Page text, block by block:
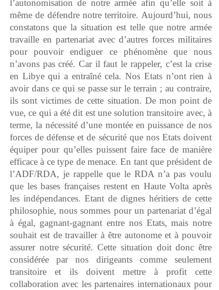
l’autonomisation de notre armée afin qu’elle soit à
même de défendre notre territoire. Aujourd’hui, nous
constatons que la situation est telle que notre armée
travaille en partenariat avec d’autres forces militaires
pour pouvoir endiguer ce phénomène que nous
n’avons pas créé. Car il faut le rappeler, c’est la crise
en Libye qui a entraîné cela. Nos Etats n’ont rien à
avoir dans ce qui se passe sur le terrain ; au contraire,
ils sont victimes de cette situation. De mon point de
vue, ce qui a été dit est une solution transitoire avec, à
terme, la nécessité d’une montée en puissance de nos
forces de défense et de sécurité que nos Etats doivent
équiper pour qu’elles puissent faire face de manière
efficace à ce type de menace. En tant que président de
l’ADF/RDA, je rappelle que le RDA n’a pas voulu
que les bases françaises restent en Haute Volta après
les indépendances. Etant de dignes héritiers de cette
philosophie, nous sommes pour un partenariat d’égal
à égal, gagnant-gagnant entre nos Etats, mais notre
souhait est de travailler à être autonome et à pouvoir
assurer notre sécurité. Cette situation doit donc être
considérée par nos dirigeants comme seulement
transitoire et ils doivent mettre à profit cette
collaboration avec les partenaires internationaux pour